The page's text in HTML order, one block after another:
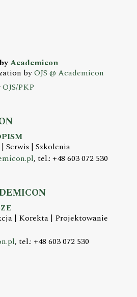
Academicon
byOJS @ Academicon
OJS/PKP
| Szkolenia
, tel.: +48 603 072 530
| Korekta | Projektowanie
, tel.: +48 603 072 530